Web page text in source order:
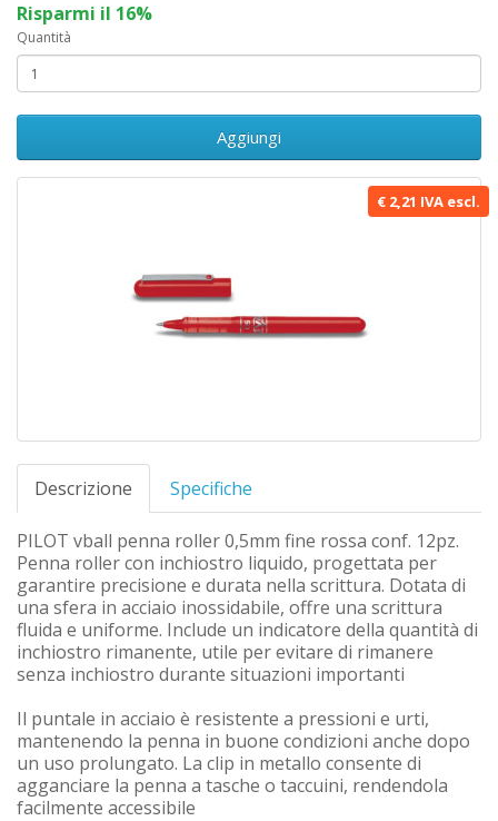
€ 2,21 IVA escl.
Descrizione Specifiche
PILOT vball penna roller 0,5mm fine rossa conf. 12pz.
Penna roller con inchiostro liquido, progettata per
garantire precisione e durata nella scrittura. Dotata di
una sfera in acciaio inossidabile, offre una scrittura
fluida e uniforme. Include un indicatore della quantità di
inchiostro rimanente, utile per evitare di rimanere
senza inchiostro durante situazioni importanti
Il puntale in acciaio è resistente a pressioni e urti,
mantenendo la penna in buone condizioni anche dopo
un uso prolungato. La clip in metallo consente di
agganciare la penna a tasche o taccuini, rendendola
facilmente accessibile
Risparmi il 16%
Quantità
Aggiungi